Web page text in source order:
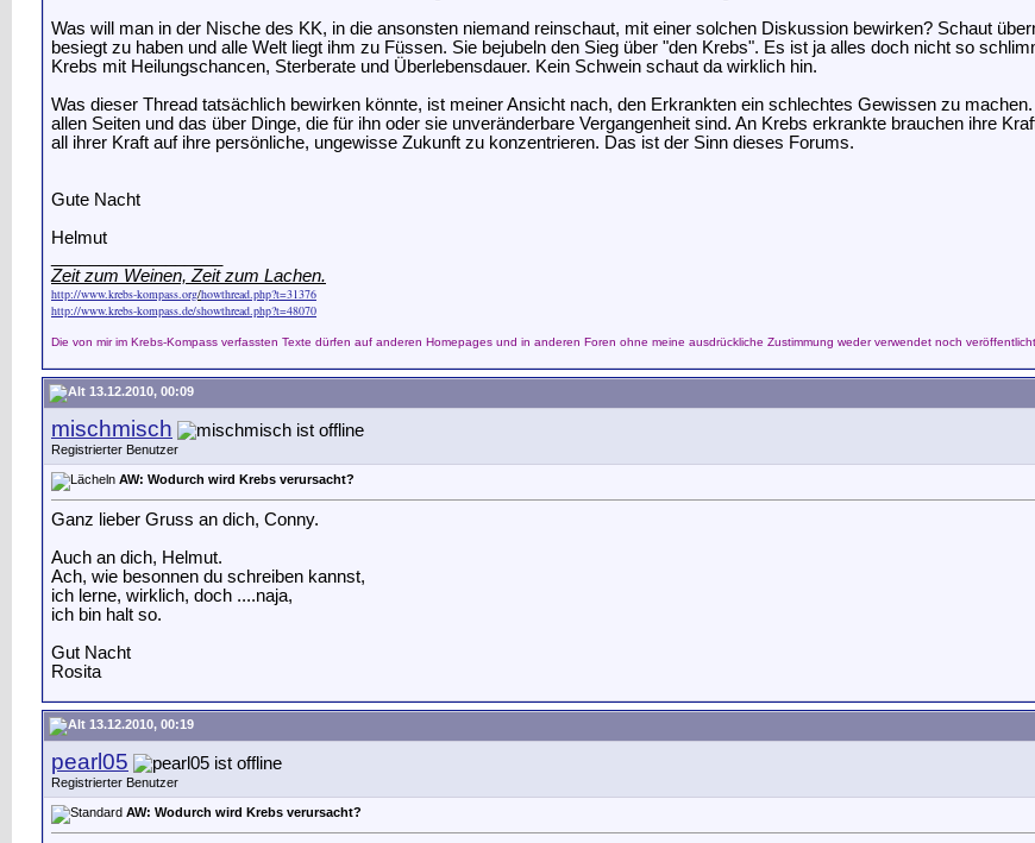
Was will man in der Nische des KK, in die ansonsten niemand reinschaut, mit einer solchen Diskussion bewirken? Schaut
besiegt zu haben und alle Welt liegt ihm zu Füssen. Sie bejubeln den Sieg über "den Krebs". Es ist ja alles doch nicht so
Krebs mit Heilungschancen, Sterberate und Überlebensdauer. Kein Schwein schaut da wirklich hin.
Was dieser Thread tatsächlich bewirken könnte, ist meiner Ansicht nach, den Erkrankten ein schlechtes Gewissen zu
allen Seiten und das über Dinge, die für ihn oder sie unveränderbare Vergangenheit sind. An Krebs erkrankte brauchen ihre
all ihrer Kraft auf ihre persönliche, ungewisse Zukunft zu konzentrieren. Das ist der Sinn dieses Forums.
Gute Nacht
Helmut
Zeit zum Weinen, Zeit zum Lachen.
http://www.krebs-kompass.org/howthread.php?t=31376
http://www.krebs-kompass.de/showthread.php?t=48070
Die von mir im Krebs-Kompass verfassten Texte dürfen auf anderen Homepages und in anderen Foren ohne meine ausdrückliche Zustimmung weder verwendet noch
13.12.2010, 00:09
mischmisch
Registrierter Benutzer
AW: Wodurch wird Krebs verursacht?
Ganz lieber Gruss an dich, Conny.
Auch an dich, Helmut.
Ach, wie besonnen du schreiben kannst,
ich lerne, wirklich, doch ....naja,
ich bin halt so.
Gut Nacht
Rosita
13.12.2010, 00:19
pearl05
Registrierter Benutzer
AW: Wodurch wird Krebs verursacht?